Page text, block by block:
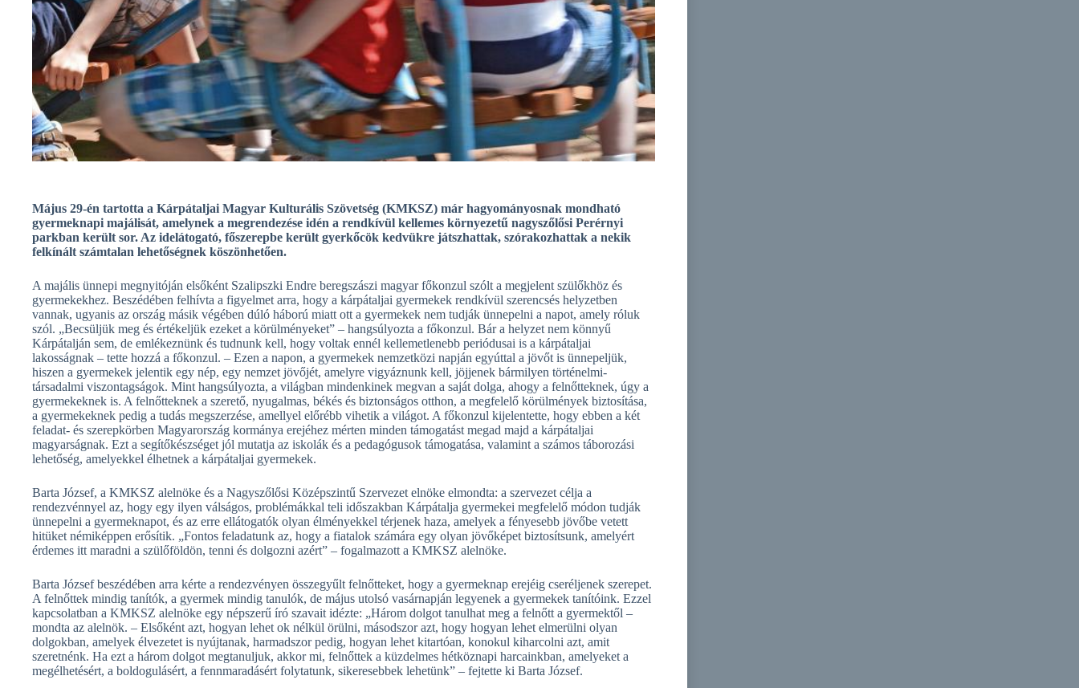
Május 29-én tartotta a Kárpátaljai Magyar Kulturális Szövetség (KMKSZ) már hagyományosnak mondható
gyermeknapi majálisát, amelynek a megrendezése idén a rendkívül kellemes környezetű nagyszőlősi Perérnyi
parkban került sor. Az idelátogató, főszerepbe került gyerkőcök kedvükre játszhattak, szórakozhattak a nekik
felkínált számtalan lehetőségnek köszönhetően.
A majális ünnepi megnyitóján elsőként Szalipszki Endre beregszászi magyar főkonzul szólt a megjelent szülőkhöz és
gyermekekhez. Beszédében felhívta a figyelmet arra, hogy a kárpátaljai gyermekek rendkívül szerencsés helyzetben
vannak, ugyanis az ország másik végében dúló háború miatt ott a gyermekek nem tudják ünnepelni a napot, amely róluk
szól. „Becsüljük meg és értékeljük ezeket a körülményeket” – hangsúlyozta a főkonzul. Bár a helyzet nem könnyű
Kárpátalján sem, de emlékeznünk és tudnunk kell, hogy voltak ennél kellemetlenebb periódusai is a kárpátaljai
lakosságnak – tette hozzá a főkonzul. – Ezen a napon, a gyermekek nemzetközi napján egyúttal a jövőt is ünnepeljük,
hiszen a gyermekek jelentik egy nép, egy nemzet jövőjét, amelyre vigyáznunk kell, jöjjenek bármilyen történelmi-
társadalmi viszontagságok. Mint hangsúlyozta, a világban mindenkinek megvan a saját dolga, ahogy a felnőtteknek, úgy a
gyermekeknek is. A felnőtteknek a szerető, nyugalmas, békés és biztonságos otthon, a megfelelő körülmények biztosítása,
a gyermekeknek pedig a tudás megszerzése, amellyel előrébb vihetik a világot. A főkonzul kijelentette, hogy ebben a két
feladat- és szerepkörben Magyarország kormánya erejéhez mérten minden támogatást megad majd a kárpátaljai
magyarságnak. Ezt a segítőkészséget jól mutatja az iskolák és a pedagógusok támogatása, valamint a számos táborozási
lehetőség, amelyekkel élhetnek a kárpátaljai gyermekek.
Barta József, a KMKSZ alelnöke és a Nagyszőlősi Középszintű Szervezet elnöke elmondta: a szervezet célja a
rendezvénnyel az, hogy egy ilyen válságos, problémákkal teli időszakban Kárpátalja gyermekei megfelelő módon tudják
ünnepelni a gyermeknapot, és az erre ellátogatók olyan élményekkel térjenek haza, amelyek a fényesebb jövőbe vetett
hitüket némiképpen erősítik. „Fontos feladatunk az, hogy a fiatalok számára egy olyan jövőképet biztosítsunk, amelyért
érdemes itt maradni a szülőföldön, tenni és dolgozni azért” – fogalmazott a KMKSZ alelnöke.
Barta József beszédében arra kérte a rendezvényen összegyűlt felnőtteket, hogy a gyermeknap erejéig cseréljenek szerepet.
A felnőttek mindig tanítók, a gyermek mindig tanulók, de május utolsó vasárnapján legyenek a gyermekek tanítóink. Ezzel
kapcsolatban a KMKSZ alelnöke egy népszerű író szavait idézte: „Három dolgot tanulhat meg a felnőtt a gyermektől –
mondta az alelnök. – Elsőként azt, hogyan lehet ok nélkül örülni, másodszor azt, hogy hogyan lehet elmerülni olyan
dolgokban, amelyek élvezetet is nyújtanak, harmadszor pedig, hogyan lehet kitartóan, konokul kiharcolni azt, amit
szeretnénk. Ha ezt a három dolgot megtanuljuk, akkor mi, felnőttek a küzdelmes hétköznapi harcainkban, amelyeket a
megélhetésért, a boldogulásért, a fennmaradásért folytatunk, sikeresebbek lehetünk” – fejtette ki Barta József.